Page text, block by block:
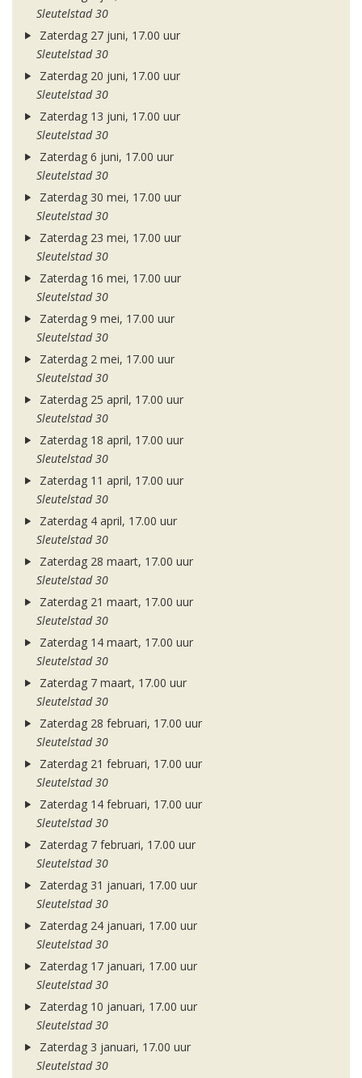
Sleutelstad 30
Zaterdag 27 juni, 17.00 uur
Sleutelstad 30
Zaterdag 20 juni, 17.00 uur
Sleutelstad 30
Zaterdag 13 juni, 17.00 uur
Sleutelstad 30
Zaterdag 6 juni, 17.00 uur
Sleutelstad 30
Zaterdag 30 mei, 17.00 uur
Sleutelstad 30
Zaterdag 23 mei, 17.00 uur
Sleutelstad 30
Zaterdag 16 mei, 17.00 uur
Sleutelstad 30
Zaterdag 9 mei, 17.00 uur
Sleutelstad 30
Zaterdag 2 mei, 17.00 uur
Sleutelstad 30
Zaterdag 25 april, 17.00 uur
Sleutelstad 30
Zaterdag 18 april, 17.00 uur
Sleutelstad 30
Zaterdag 11 april, 17.00 uur
Sleutelstad 30
Zaterdag 4 april, 17.00 uur
Sleutelstad 30
Zaterdag 28 maart, 17.00 uur
Sleutelstad 30
Zaterdag 21 maart, 17.00 uur
Sleutelstad 30
Zaterdag 14 maart, 17.00 uur
Sleutelstad 30
Zaterdag 7 maart, 17.00 uur
Sleutelstad 30
Zaterdag 28 februari, 17.00 uur
Sleutelstad 30
Zaterdag 21 februari, 17.00 uur
Sleutelstad 30
Zaterdag 14 februari, 17.00 uur
Sleutelstad 30
Zaterdag 7 februari, 17.00 uur
Sleutelstad 30
Zaterdag 31 januari, 17.00 uur
Sleutelstad 30
Zaterdag 24 januari, 17.00 uur
Sleutelstad 30
Zaterdag 17 januari, 17.00 uur
Sleutelstad 30
Zaterdag 10 januari, 17.00 uur
Sleutelstad 30
Zaterdag 3 januari, 17.00 uur
Sleutelstad 30